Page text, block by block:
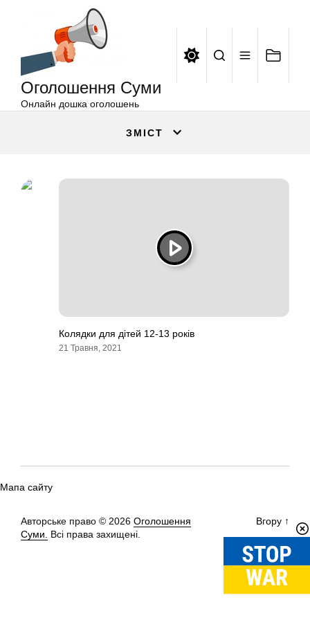
Оголошення Суми
Онлайн дошка оголошень
ЗМІСТ
Колядки для дітей 12-13 років
21 Травня, 2021
Мапа сайту
Авторське право © 2026 Оголошення
Суми.
Всі права захищені.
Вгору ↑